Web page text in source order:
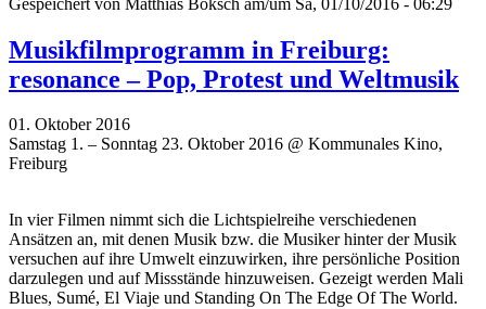
Musikfilmprogramm in Freiburg:
resonance – Pop, Protest und Weltmusik
01. Oktober 2016
Samstag 1. – Sonntag 23. Oktober 2016 @ Kommunales Kino,
Freiburg
In vier Filmen nimmt sich die Lichtspielreihe verschiedenen
Ansätzen an, mit denen Musik bzw. die Musiker hinter der Musik
versuchen auf ihre Umwelt einzuwirken, ihre persönliche Position
darzulegen und auf Missstände hinzuweisen. Gezeigt werden Mali
Blues, Sumé, El Viaje und Standing On The Edge Of The World.